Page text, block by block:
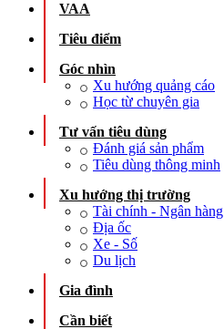
VAA
Tiêu điểm
Góc nhìn
Xu hướng quảng cáo
Học từ chuyên gia
Tư vấn tiêu dùng
Đánh giá sản phẩm
Tiêu dùng thông minh
Xu hướng thị trường
Tài chính - Ngân hàng
Địa ốc
Xe - Số
Du lịch
Gia đình
Cần biết